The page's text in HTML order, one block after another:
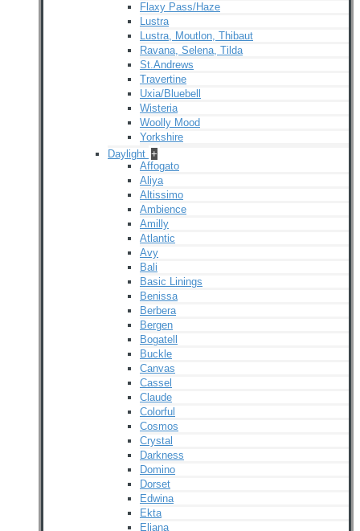
Flaxy Pass/Haze
Lustra
Lustra, Moutlon, Thibaut
Ravana, Selena, Tilda
St.Andrews
Travertine
Uxia/Bluebell
Wisteria
Woolly Mood
Yorkshire
Daylight +
Affogato
Aliya
Altissimo
Ambience
Amilly
Atlantic
Avy
Bali
Basic Linings
Benissa
Berbera
Bergen
Bogatell
Buckle
Canvas
Cassel
Claude
Colorful
Cosmos
Crystal
Darkness
Domino
Dorset
Edwina
Ekta
Eliana